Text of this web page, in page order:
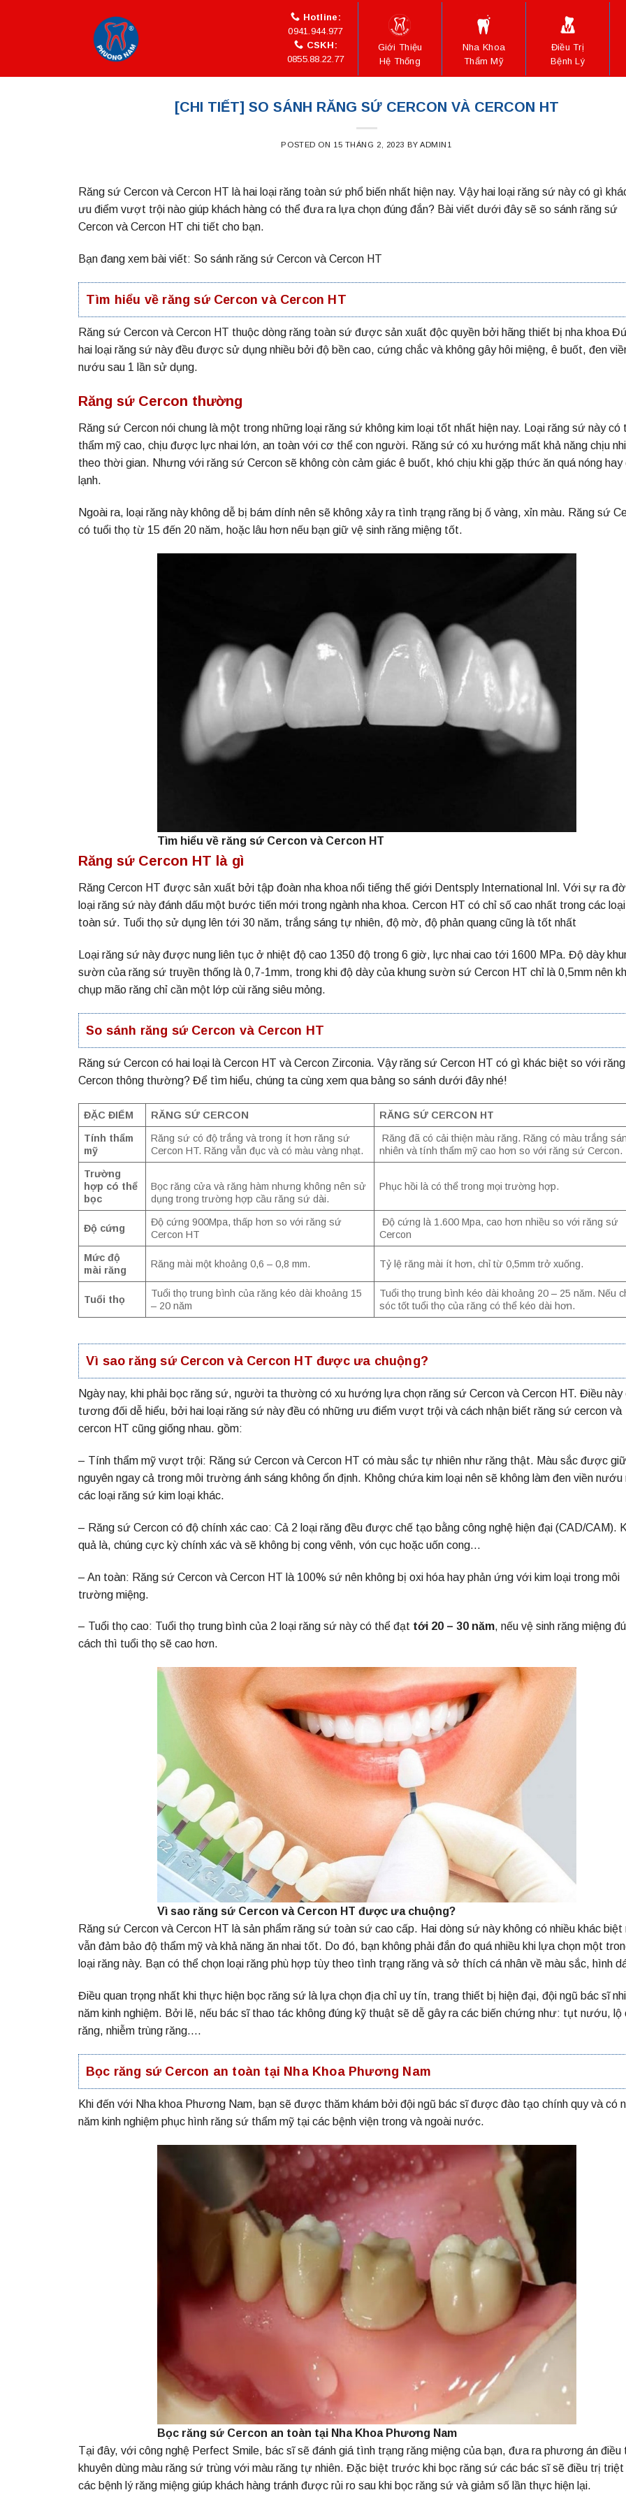
Hotline:
0941.944.977
CSKH:
0855.88.22.77
Giới Thiệu
Hệ Thống
Nha Khoa
Thẩm Mỹ
Điều Trị
Bệnh Lý
[CHI TIẾT] SO SÁNH RĂNG SỨ CERCON VÀ CERCON HT
POSTED ON 15 THÁNG 2, 2023 BYADMIN1
Răng sứ Cercon và Cercon HT là hai loại răng toàn sứ phổ biến nhất hiện nay. Vậy hai loại răng sứ này có gì
ưu điểm vượt trội nào giúp khách hàng có thể đưa ra lựa chọn đúng đắn? Bài viết dưới đây sẽ so sánh răng sứ
Cercon và Cercon HT chi tiết cho bạn.
Bạn đang xem bài viết: So sánh răng sứ Cercon và Cercon HT
Tìm hiểu về răng sứ Cercon và Cercon HT
Răng sứ Cercon và Cercon HT thuộc dòng răng toàn sứ được sản xuất độc quyền bởi hãng thiết bị nha khoa
hai loại răng sứ này đều được sử dụng nhiều bởi độ bền cao, cứng chắc và không gây hôi miệng, ê buốt, đen
nướu sau 1 lần sử dụng.
Răng sứ Cercon thường
Răng sứ Cercon nói chung là một trong những loại răng sứ không kim loại tốt nhất hiện nay. Loại răng sứ này có
thẩm mỹ cao, chịu được lực nhai lớn, an toàn với cơ thể con người. Răng sứ có xu hướng mất khả năng chịu
theo thời gian. Nhưng với răng sứ Cercon sẽ không còn cảm giác ê buốt, khó chịu khi gặp thức ăn quá nóng hay
lạnh.
Ngoài ra, loại răng này không dễ bị bám dính nên sẽ không xảy ra tình trạng răng bị ố vàng, xỉn màu. Răng sứ
có tuổi thọ từ 15 đến 20 năm, hoặc lâu hơn nếu bạn giữ vệ sinh răng miệng tốt.
Tìm hiểu về răng sứ Cercon và Cercon HT
Răng sứ Cercon HT là gì
Răng Cercon HT được sản xuất bởi tập đoàn nha khoa nổi tiếng thế giới Dentsply International Inl. Với sự ra
loại răng sứ này đánh dấu một bước tiến mới trong ngành nha khoa. Cercon HT có chỉ số cao nhất trong các
toàn sứ. Tuổi thọ sử dụng lên tới 30 năm, trắng sáng tự nhiên, độ mờ, độ phản quang cũng là tốt nhất
Loại răng sứ này được nung liên tục ở nhiệt độ cao 1350 độ trong 6 giờ, lực nhai cao tới 1600 MPa. Độ dày
sườn của răng sứ truyền thống là 0,7-1mm, trong khi độ dày của khung sườn sứ Cercon HT chỉ là 0,5mm nên
chụp mão răng chỉ cần một lớp cùi răng siêu mỏng.
So sánh răng sứ Cercon và Cercon HT
Răng sứ Cercon có hai loại là Cercon HT và Cercon Zirconia. Vậy răng sứ Cercon HT có gì khác biệt so với
Cercon thông thường? Để tìm hiểu, chúng ta cùng xem qua bảng so sánh dưới đây nhé!
ĐẶC ĐIỂM RĂNG SỨ CERCON RĂNG SỨ CERCON HT
Tính thẩm
mỹ
Răng sứ có độ trắng và trong ít hơn răng sứ
Cercon HT. Răng vẫn đục và có màu vàng nhạt.
Răng đã có cải thiện màu răng. Răng có màu trắng
nhiên và tính thẩm mỹ cao hơn so với răng sứ Cercon.
Trường
hợp có thể
bọc
Bọc răng cửa và răng hàm nhưng không nên sử
dụng trong trường hợp cầu răng sứ dài.
Phục hồi là có thể trong mọi trường hợp.
Độ cứng
Độ cứng 900Mpa, thấp hơn so với răng sứ
Cercon HT
Độ cứng là 1.600 Mpa, cao hơn nhiều so với răng sứ
Cercon
Mức độ
mài răng
Răng mài một khoảng 0,6 – 0,8 mm. Tỷ lệ răng mài ít hơn, chỉ từ 0,5mm trở xuống.
Tuổi thọ
Tuổi thọ trung bình của răng kéo dài khoảng 15
– 20 năm
Tuổi thọ trung bình kéo dài khoảng 20 – 25 năm. Nếu
sóc tốt tuổi thọ của răng có thể kéo dài hơn.
Vì sao răng sứ Cercon và Cercon HT được ưa chuộng?
Ngày nay, khi phải bọc răng sứ, người ta thường có xu hướng lựa chọn răng sứ Cercon và Cercon HT. Điều này
tương đối dễ hiểu, bởi hai loại răng sứ này đều có những ưu điểm vượt trội và cách nhận biết răng sứ cercon và
cercon HT cũng giống nhau. gồm:
– Tính thẩm mỹ vượt trội: Răng sứ Cercon và Cercon HT có màu sắc tự nhiên như răng thật. Màu sắc được giữ
nguyên ngay cả trong môi trường ánh sáng không ổn định. Không chứa kim loại nên sẽ không làm đen viền nướu
các loại răng sứ kim loại khác.
– Răng sứ Cercon có độ chính xác cao: Cả 2 loại răng đều được chế tạo bằng công nghệ hiện đại (CAD/CAM).
quả là, chúng cực kỳ chính xác và sẽ không bị cong vênh, vón cục hoặc uốn cong…
– An toàn: Răng sứ Cercon và Cercon HT là 100% sứ nên không bị oxi hóa hay phản ứng với kim loại trong môi
trường miệng.
– Tuổi thọ cao: Tuổi thọ trung bình của 2 loại răng sứ này có thể đạt tới 20 – 30 năm, nếu vệ sinh răng miệng
cách thì tuổi thọ sẽ cao hơn.
Vì sao răng sứ Cercon và Cercon HT được ưa chuộng?
Răng sứ Cercon và Cercon HT là sản phẩm răng sứ toàn sứ cao cấp. Hai dòng sứ này không có nhiều khác biệt
vẫn đảm bảo độ thẩm mỹ và khả năng ăn nhai tốt. Do đó, bạn không phải đắn đo quá nhiều khi lựa chọn một
loại răng này. Bạn có thể chọn loại răng phù hợp tùy theo tình trạng răng và sở thích cá nhân về màu sắc, hình
Điều quan trọng nhất khi thực hiện bọc răng sứ là lựa chọn địa chỉ uy tín, trang thiết bị hiện đại, đội ngũ bác sĩ
năm kinh nghiệm. Bởi lẽ, nếu bác sĩ thao tác không đúng kỹ thuật sẽ dễ gây ra các biến chứng như: tụt nướu, lộ
răng, nhiễm trùng răng….
Bọc răng sứ Cercon an toàn tại Nha Khoa Phương Nam
Khi đến với Nha khoa Phương Nam, bạn sẽ được thăm khám bởi đội ngũ bác sĩ được đào tạo chính quy và có
năm kinh nghiệm phục hình răng sứ thẩm mỹ tại các bệnh viện trong và ngoài nước.
Bọc răng sứ Cercon an toàn tại Nha Khoa Phương Nam
Tại đây, với công nghệ Perfect Smile, bác sĩ sẽ đánh giá tình trạng răng miệng của bạn, đưa ra phương án điều
khuyên dùng màu răng sứ trùng với màu răng tự nhiên. Đặc biệt trước khi bọc răng sứ các bác sĩ sẽ điều trị triệt
các bệnh lý răng miệng giúp khách hàng tránh được rủi ro sau khi bọc răng sứ và giảm số lần thực hiện lại.